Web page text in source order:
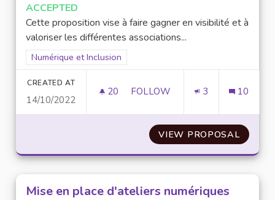
ACCEPTED
Cette proposition vise à faire gagner en visibilité et à
valoriser les différentes associations...
Filter results for scope: Numérique et Inclusion
Numérique et Inclusion
CREATED AT
14/10/2022
20 20 FOLLOWERS
FOLLOW 3 10
VIEW PROPOSAL
Mise en place d'ateliers numériques